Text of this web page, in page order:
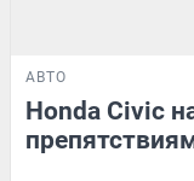
АВТО
Honda Civic